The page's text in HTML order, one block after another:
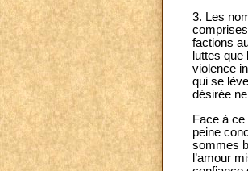
3. Les
factions
luttes
violence
qui se
désirée
Face à ce
peine
sommes
l’amour